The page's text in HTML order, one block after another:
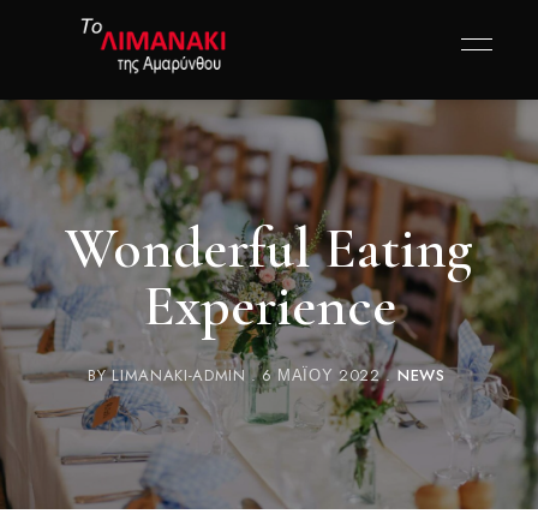
Wonderful Eating
Experience
BYLIMANAKI-ADMIN 6 ΜΑΪ́ΟΥ 2022 NEWS